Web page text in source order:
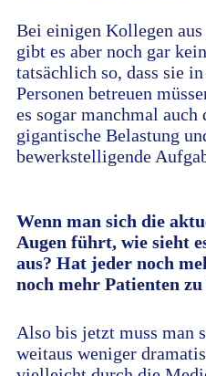
Bei einigen Kollegen
gibt es aber noch gar
tatsächlich so, dass sie
Personen betreuen
es sogar manchmal
gigantische Belastung
bewerkstelligende
Wenn man sich die
Augen führt, wie sieht
aus? Hat jeder noch
noch mehr Patienten
Also bis jetzt muss man
weitaus weniger